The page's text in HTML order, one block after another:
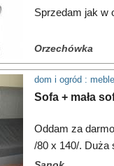
Sprzedam jak w
Orzechówka
dom i ogród : meble
Sofa + mała
Oddam za
/80 x 140/. Duża